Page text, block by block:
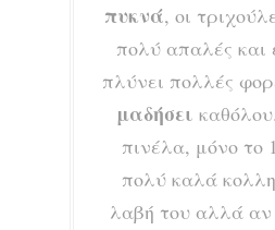
πυκνά, οι
πολύ απαλές
πλύνει πολλές
μαδήσει
πινέλα, μόνο το
πολύ καλά
λαβή του αλλά αν